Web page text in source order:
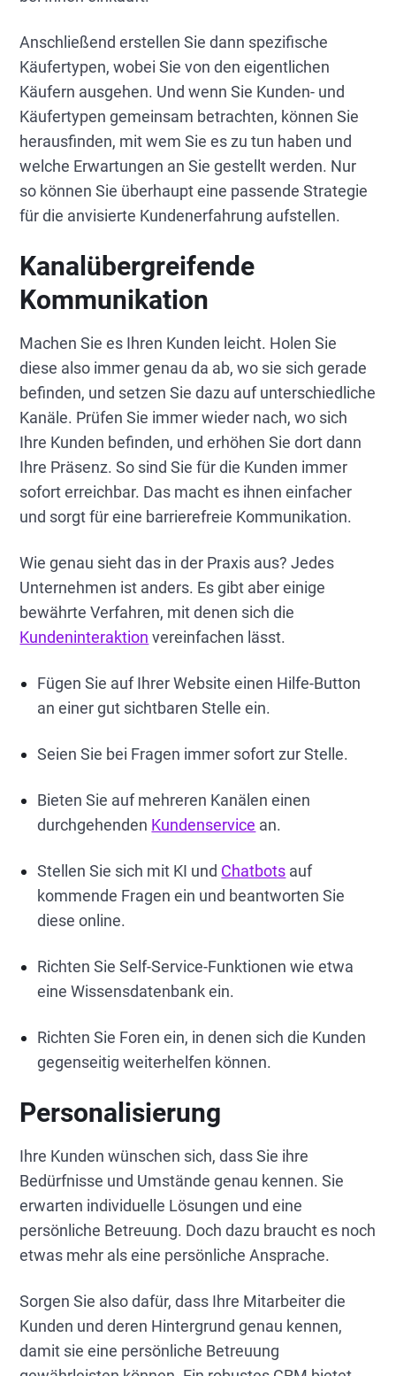
Anschließend erstellen Sie dann spezifische
Käufertypen, wobei Sie von den eigentlichen
Käufern ausgehen. Und wenn Sie Kunden- und
Käufertypen gemeinsam betrachten, können Sie
herausfinden, mit wem Sie es zu tun haben und
welche Erwartungen an Sie gestellt werden. Nur
so können Sie überhaupt eine passende Strategie
für die anvisierte Kundenerfahrung aufstellen.
Kanalübergreifende
Kommunikation
Machen Sie es Ihren Kunden leicht. Holen Sie
diese also immer genau da ab, wo sie sich gerade
befinden, und setzen Sie dazu auf unterschiedliche
Kanäle. Prüfen Sie immer wieder nach, wo sich
Ihre Kunden befinden, und erhöhen Sie dort dann
Ihre Präsenz. So sind Sie für die Kunden immer
sofort erreichbar. Das macht es ihnen einfacher
und sorgt für eine barrierefreie Kommunikation.
Wie genau sieht das in der Praxis aus? Jedes
Unternehmen ist anders. Es gibt aber einige
bewährte Verfahren, mit denen sich die
Kundeninteraktion vereinfachen lässt.
Fügen Sie auf Ihrer Website einen Hilfe-Button
an einer gut sichtbaren Stelle ein.
Seien Sie bei Fragen immer sofort zur Stelle.
Bieten Sie auf mehreren Kanälen einen
durchgehenden Kundenservice an.
Stellen Sie sich mit KI und Chatbots auf
kommende Fragen ein und beantworten Sie
diese online.
Richten Sie Self-Service-Funktionen wie etwa
eine Wissensdatenbank ein.
Richten Sie Foren ein, in denen sich die Kunden
gegenseitig weiterhelfen können.
Personalisierung
Ihre Kunden wünschen sich, dass Sie ihre
Bedürfnisse und Umstände genau kennen. Sie
erwarten individuelle Lösungen und eine
persönliche Betreuung. Doch dazu braucht es noch
etwas mehr als eine persönliche Ansprache.
Sorgen Sie also dafür, dass Ihre Mitarbeiter die
Kunden und deren Hintergrund genau kennen,
damit sie eine persönliche Betreuung